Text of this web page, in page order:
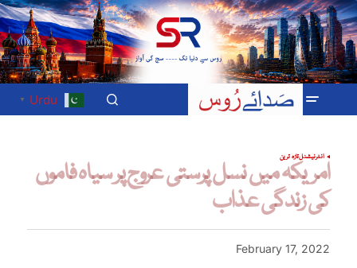
Urdu
▼
انٹرنیشنلتازہ ترین
امریکہ میں نسل پرستی عروج پر سیاہ فاموں
کی زندگی عذاب
February 17, 2022